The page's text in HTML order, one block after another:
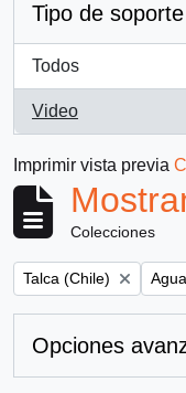
Tipo de soporte
Todos
Video
, 1 resultados
Imprimir vista previa
Colecciones
Remove filter:
Talca (Chile)
Opciones